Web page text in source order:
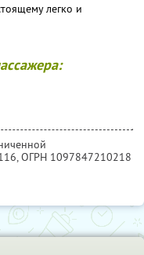
легко и
, ОГРН 1097847210218